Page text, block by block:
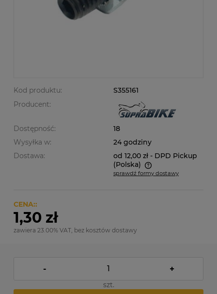
Kod produktu:
S355161
Producent:
Dostępność:
18
Wysyłka w:
24 godziny
Dostawa:
od 12,00 zł - DPD Pickup
(Polska)
Cena nie zawiera ewentualnych kosztów płatności
sprawdź formy dostawy
CENA::
1,30 zł
zawiera 23.00% VAT, bez kosztów dostawy
- +
szt.